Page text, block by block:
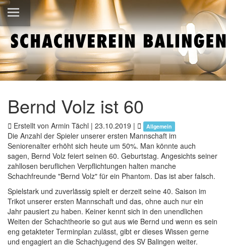
Bernd Volz ist 60
Erstellt von Armin Tächl | 23.10.2019 | Allgemein
Die Anzahl der Spieler unserer ersten Mannschaft im
Seniorenalter erhöht sich heute um 50%. Man könnte auch
sagen, Bernd Volz feiert seinen 60. Geburtstag. Angesichts seiner
zahllosen beruflichen Verpflichtungen halten manche
Schachfreunde "Bernd Volz" für ein Phantom. Das ist aber falsch.
Spielstark und zuverlässig spielt er derzeit seine 40. Saison im
Trikot unserer ersten Mannschaft und das, ohne auch nur ein
Jahr pausiert zu haben. Keiner kennt sich in den unendlichen
Weiten der Schachtheorie so gut aus wie Bernd und wenn es sein
eng getakteter Terminplan zulässt, gibt er dieses Wissen gerne
und engagiert an die Schachjugend des SV Balingen weiter.